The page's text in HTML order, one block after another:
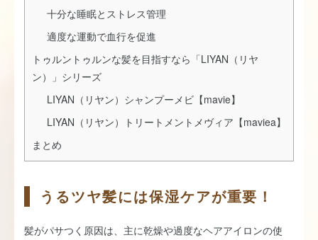
十分な睡眠とストレス管理
適度な運動で血行を促進
トゥルントゥルンな髪を目指すなら「LIYAN（リヤ
ン）」シリーズ
LIYAN（リヤン）シャンプーメビ【mavie】
LIYAN（リヤン）トリートメントメヴィア【maviea】
まとめ
うるツヤ髪には保湿ケアが重要！
髪がパサつく原因は、主に乾燥や過度なヘアアイロンの使